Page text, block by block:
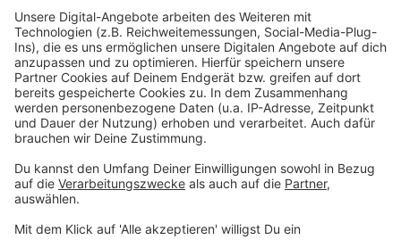
bis zu 100 werden.
Anzeige
Weitere Infos und Links zum Thema: